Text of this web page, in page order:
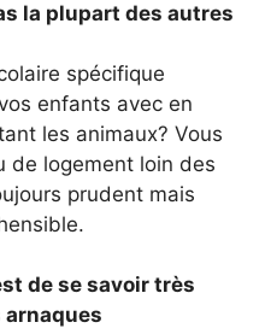
la plupart des autres
spécifique
enfants avec en
les animaux? Vous
de logement loin des
prudent mais
de se savoir très